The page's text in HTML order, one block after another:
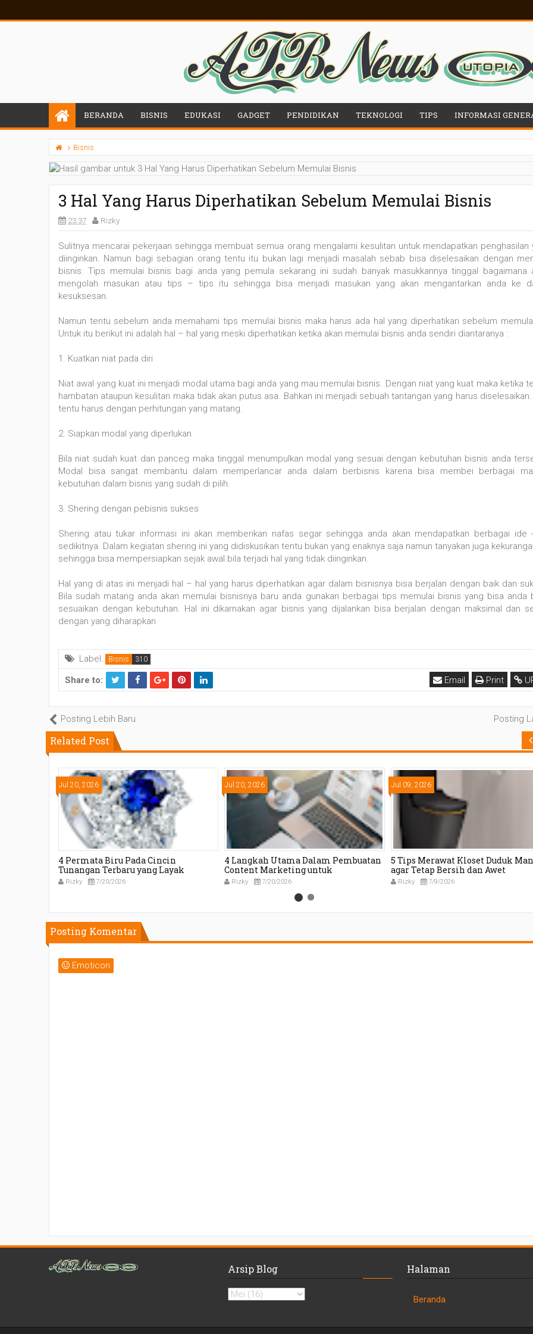
BERANDA BISNIS EDUKASI GADGET PENDIDIKAN TEKNOLOGI TIPS INFORMASI
Bisnis
3 Hal Yang Harus Diperhatikan Sebelum Memulai Bisnis
23.37 Rizky
Sulitnya mencarai pekerjaan sehingga membuat semua orang mengalami kesulitan untuk mendapatkan penghasilan
diinginkan. Namun bagi sebagian orang tentu itu bukan lagi menjadi masalah sebab bisa diselesaikan dengan
bisnis. Tips memulai bisnis bagi anda yang pemula sekarang ini sudah banyak masukkannya tinggal bagaimana
mengolah masukan atau tips – tips itu sehingga bisa menjadi masukan yang akan mengantarkan anda ke
kesuksesan.
Namun tentu sebelum anda memahami tips memulai bisnis maka harus ada hal yang diperhatikan sebelum
Untuk itu berikut ini adalah hal – hal yang meski diperhatikan ketika akan memulai bisnis anda sendiri diantaranya :
1. Kuatkan niat pada diri
Niat awal yang kuat ini menjadi modal utama bagi anda yang mau memulai bisnis. Dengan niat yang kuat maka ketika
hambatan ataupun kesulitan maka tidak akan putus asa. Bahkan ini menjadi sebuah tantangan yang harus diselesaikan.
tentu harus dengan perhitungan yang matang.
2. Siapkan modal yang diperlukan
Bila niat sudah kuat dan panceg maka tinggal menumpulkan modal yang sesuai dengan kebutuhan bisnis anda
Modal bisa sangat membantu dalam memperlancar anda dalam berbisnis karena bisa membei berbagai
kebutuhan dalam bisnis yang sudah di pilih.
3. Shering dengan pebisnis sukses
Shering atau tukar informasi ini akan memberikan nafas segar sehingga anda akan mendapatkan berbagai ide
sedikitnya. Dalam kegiatan shering ini yang didiskusikan tentu bukan yang enaknya saja namun tanyakan juga
sehingga bisa mempersiapkan sejak awal bila terjadi hal yang tidak diinginkan.
Hal yang di atas ini menjadi hal – hal yang harus diperhatikan agar dalam bisnisnya bisa berjalan dengan baik dan
Bila sudah matang anda akan memulai bisnisnya baru anda gunakan berbagai tips memulai bisnis yang bisa anda
sesuaikan dengan kebutuhan. Hal ini dikarnakan agar bisnis yang dijalankan bisa berjalan dengan maksimal dan
dengan yang diharapkan
Label: Bisnis
Share to:
T
wi
tt
Fa
c
ok
Print
Email
Posting Lebih Baru Posting
Related Post
Jul 20, 2026
4 Permata Biru Pada Cincin
Tunangan Terbaru yang Layak
Dipertimbangkan
Rizky 7/20/2026
Jul 20, 2026
4 Langkah Utama Dalam Pembuatan
Content Marketing untuk
Mendukung Pertumbuhan Bisnis
Rizky 7/20/2026
Jul 09, 2026
5 Tips Merawat Kloset Duduk
agar Tetap Bersih dan Awet
Rizky 7/9/2026
Posting Komentar
Emoticon
Arsip Blog Halaman
Beranda